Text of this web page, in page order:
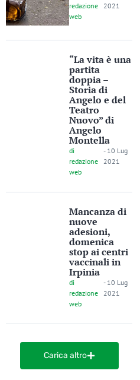
redazione
web
2021
“La vita è una
partita
doppia –
Storia di
Angelo e del
Teatro
Nuovo” di
Angelo
Montella
di
redazione
web
- 10 Lug
2021
Mancanza di
nuove
adesioni,
domenica
stop ai centri
vaccinali in
Irpinia
di
redazione
web
- 10 Lug
2021
Carica altro